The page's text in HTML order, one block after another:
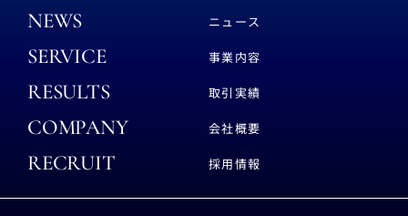
NEWS ニュース
SERVICE 事業内容
RESULTS 取引実績
COMPANY 会社概要
RECRUIT 採用情報